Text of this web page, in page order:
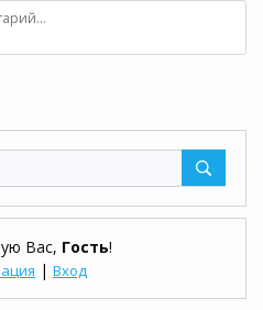
Вас, Гость!
| Вход